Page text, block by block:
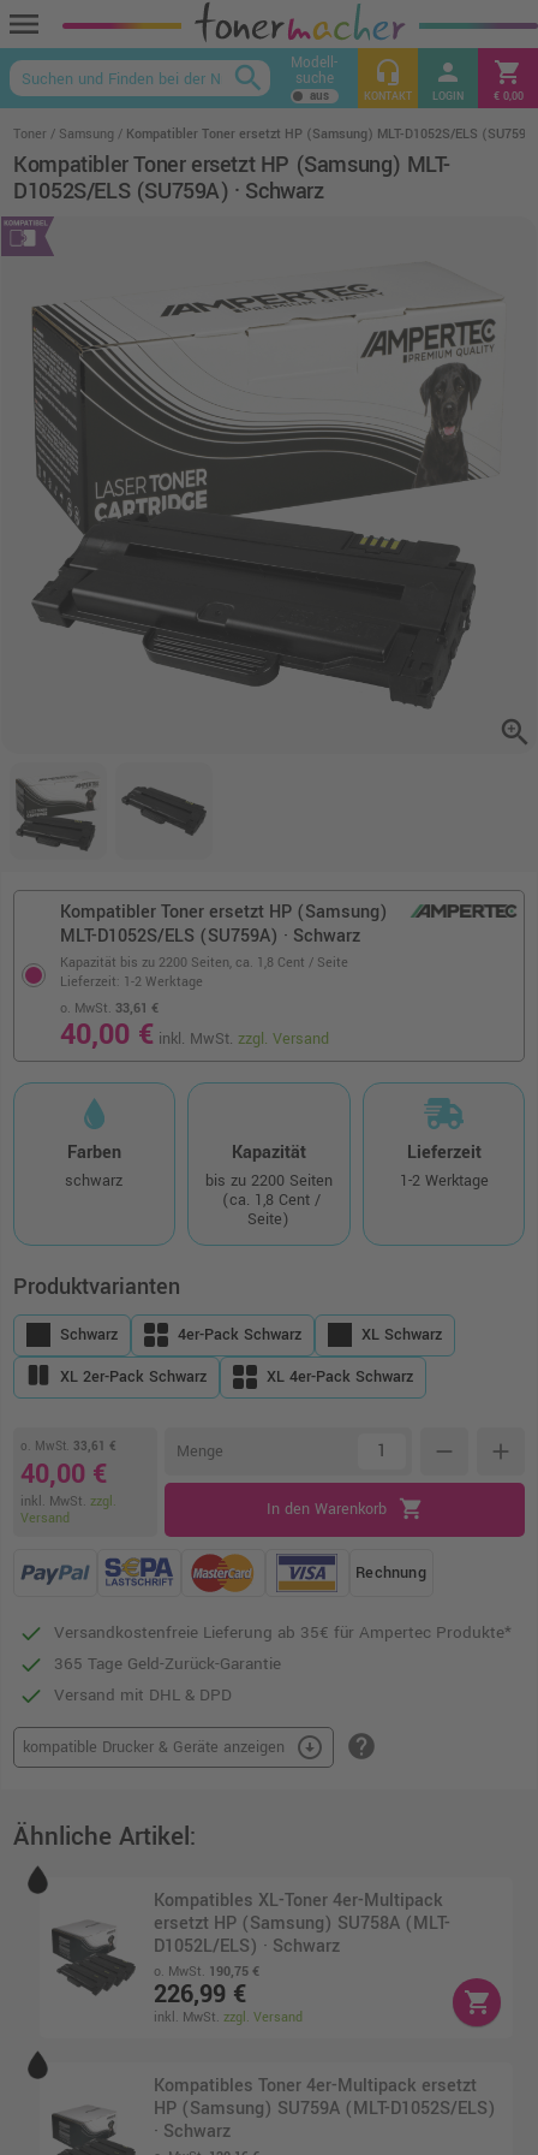
menu
keyboard_arrow_up
search Modell-
suche headset_mic
KONTAKT
person
LOGIN
shopping_cart
€ 0,00
Toner Samsung Kompatibler Toner ersetzt HP (Samsung) MLT-D1052S/ELS
Kompatibler Toner ersetzt HP (Samsung) MLT-
D1052S/ELS (SU759A) · Schwarz
zoom_in
Kompatibler Toner ersetzt HP (Samsung)
MLT-D1052S/ELS (SU759A) · Schwarz
Kapazität bis zu 2200 Seiten, ca. 1,8 Cent / Seite
o. MwSt. 33,61 €
40,00 € inkl. MwSt.zzgl. Versand
Lieferzeit: 1-2 Werktage
Farben
schwarz
Kapazität
bis zu 2200 Seiten
(ca. 1,8 Cent /
Seite)
Lieferzeit
1-2 Werktage
Produktvarianten
Schwarz 4er-Pack Schwarz
XL Schwarz
XL 2er-Pack Schwarz
XL 4er-Pack Schwarz
o. MwSt. 33,61 €
40,00 €
inkl. MwSt. zzgl.
Versand
Menge remove add
In den Warenkorb shopping_cart
Rechnung
Versandkostenfreie Lieferung ab 35€ für Ampertec Produkte*
365 Tage Geld-Zurück-Garantie
Versand mit DHL & DPD
kompatible Drucker & Geräte anzeigen arrow_circle_down help
Ähnliche Artikel:
Kompatibles XL-Toner 4er-Multipack
ersetzt HP (Samsung) SU758A (MLT-
D1052L/ELS) · Schwarz
o. MwSt. 190,75 €
226,99 €
inkl. MwSt.zzgl. Versand
shopping_cart
Kompatibles Toner 4er-Multipack ersetzt
HP (Samsung) SU759A (MLT-D1052S/ELS)
· Schwarz